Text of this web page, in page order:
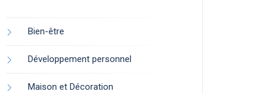
Bien-être
Développement personnel
Maison et Décoration